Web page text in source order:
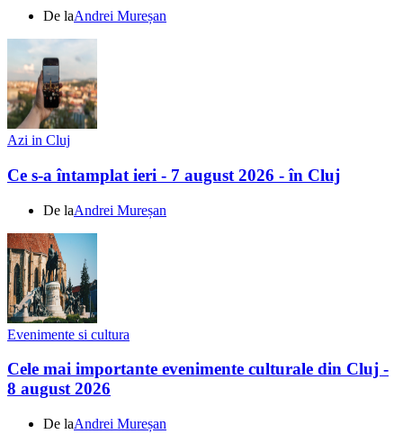
De laAndrei Mureșan
Azi in Cluj
Ce s-a întamplat ieri - 7 august 2026 - în Cluj
De laAndrei Mureșan
Evenimente si cultura
Cele mai importante evenimente culturale din Cluj -
8 august 2026
De laAndrei Mureșan